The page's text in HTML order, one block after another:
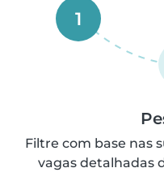
1
Filtre com base nas
vagas detalhadas